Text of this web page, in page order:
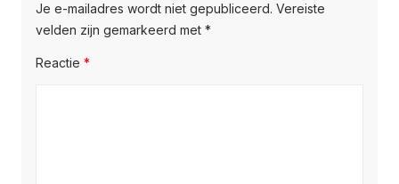
Je e-mailadres wordt niet gepubliceerd. Vereiste
velden zijn gemarkeerd met *
Reactie *